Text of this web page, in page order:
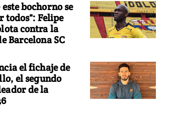
este bochorno se
todos": Felipe
contra la
Barcelona SC
el fichaje de
el segundo
de la